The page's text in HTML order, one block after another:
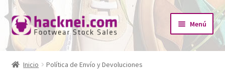
Ir
a
la
Ir
al
contenido
Menú
Inicio
Inicio Política de Envío y Devoluciones